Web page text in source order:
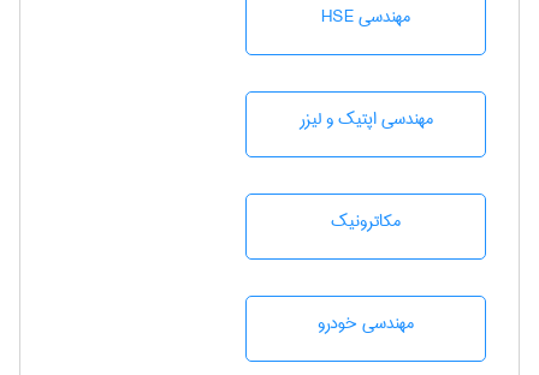
مهندسی HSE
مهندسی اپتیک و لیزر
مکاترونیک
مهندسی خودرو